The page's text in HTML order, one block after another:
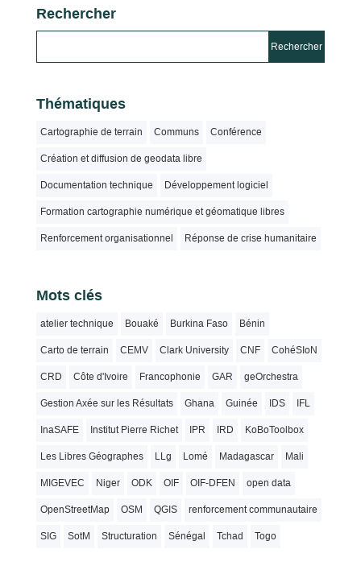
Rechercher
Thématiques
Cartographie de terrain Communs Conférence
Création et diffusion de geodata libre
Documentation technique Développement logiciel
Formation cartographie numérique et géomatique libres
Renforcement organisationnel Réponse de crise humanitaire
Mots clés
atelier technique Bouaké Burkina Faso Bénin
Carto de terrain CEMV Clark University CNF CohéSIoN
CRD Côte d'Ivoire Francophonie GAR geOrchestra
Gestion Axée sur les Résultats Ghana Guinée IDS IFL
InaSAFE Institut Pierre Richet IPR IRD KoBoToolbox
Les Libres Géographes LLg Lomé Madagascar Mali
MIGEVEC Niger ODK OIF OIF-DFEN open data
OpenStreetMap OSM QGIS renforcement communautaire
SIG SotM Structuration Sénégal Tchad Togo